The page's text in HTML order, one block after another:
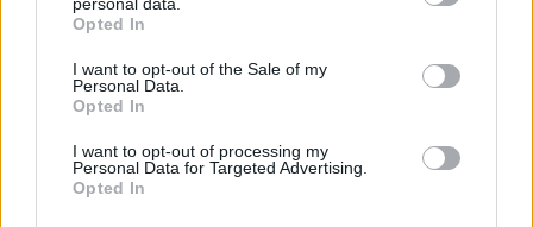
grant or deny consent to Google and its third-party tags to
use your data for below specified purposes in below Google
consent section.
Opted In
I want to opt-out of the Sale of my
Personal Data.
Opted In
I want to opt-out of processing my
Personal Data for Targeted Advertising.
Opted In
prilagojenimi cenami koles
izbrati material, polnilo in
izvedbo